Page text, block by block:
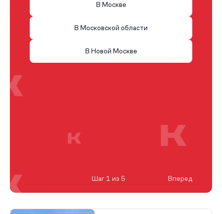
В Москве
В Московской области
В Новой Москве
Шаг 1 из 5 Вперед